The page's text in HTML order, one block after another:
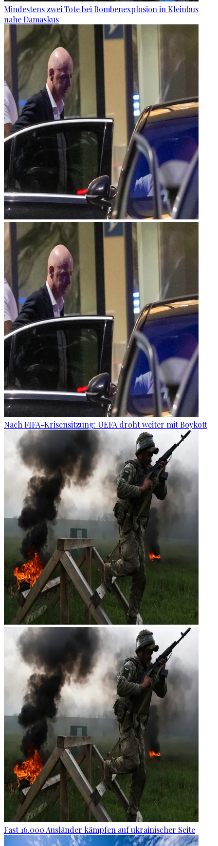
Mindestens zwei Tote bei Bombenexplosion in Kleinbus
nahe Damaskus
Nach FIFA-Krisensitzung: UEFA droht weiter mit Boykott
Fast 16.000 Ausländer kämpfen auf ukrainischer Seite